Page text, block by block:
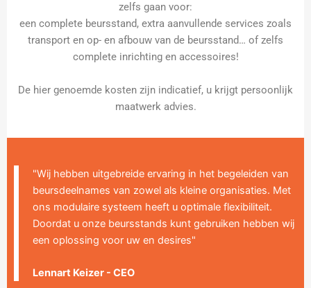
zelfs gaan voor:
een complete beursstand, extra aanvullende services zoals
transport en op- en afbouw van de beursstand… of zelfs
complete inrichting en accessoires!
De hier genoemde kosten zijn indicatief, u krijgt persoonlijk
maatwerk advies.
"Wij hebben uitgebreide ervaring in het begeleiden van
beursdeelnames van zowel als kleine organisaties. Met
ons modulaire systeem heeft u optimale flexibiliteit.
Doordat u onze beursstands kunt gebruiken hebben wij
een oplossing voor uw en desires"
Lennart Keizer - CEO